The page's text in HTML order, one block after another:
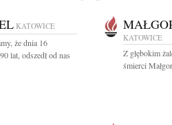
KATOWICE
że dnia 16
lat, odszedł od nas
KATOWICE
Z głębokim
śmierci